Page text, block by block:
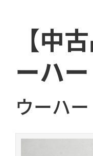
【中
ーハー
ウーハー